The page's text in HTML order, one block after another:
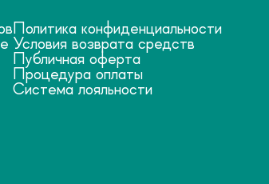
Политика конфиденциальности
Условия возврата средств
Публичная оферта
Процедура оплаты
Система лояльности